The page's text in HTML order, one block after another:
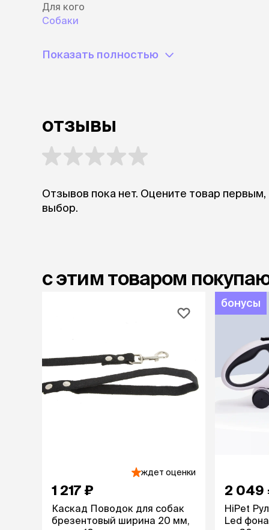
Для кого
Собаки
Показать полностью
отзывы
Отзывов пока нет. Оцените товар
выбор.
с этим товаром
ждет оценки
1 217 ₽
Каскад Поводок для собак
брезентовый ширина 20 мм,
бонусы
2 049
HiPet
Led